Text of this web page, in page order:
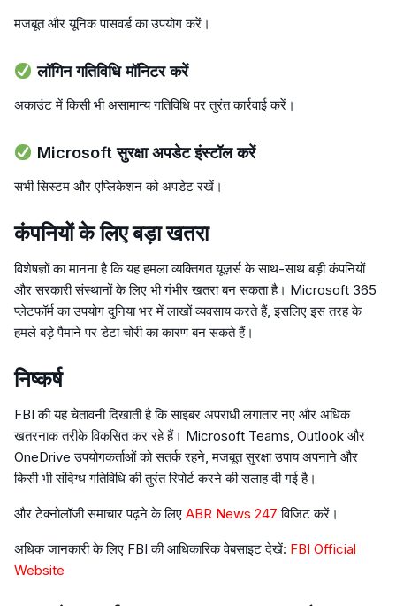
मजबूत और यूनिक पासवर्ड का उपयोग करें।
लॉगिन गतिविधि मॉनिटर करें
अकाउंट में किसी भी असामान्य गतिविधि पर तुरंत कार्रवाई करें।
Microsoft सुरक्षा अपडेट इंस्टॉल करें
सभी सिस्टम और एप्लिकेशन को अपडेट रखें।
कंपनियों के लिए बड़ा खतरा
विशेषज्ञों का मानना है कि यह हमला व्यक्तिगत यूज़र्स के साथ-साथ बड़ी कंपनियों
और सरकारी संस्थानों के लिए भी गंभीर खतरा बन सकता है। Microsoft 365
प्लेटफॉर्म का उपयोग दुनिया भर में लाखों व्यवसाय करते हैं, इसलिए इस तरह के
हमले बड़े पैमाने पर डेटा चोरी का कारण बन सकते हैं।
निष्कर्ष
FBI की यह चेतावनी दिखाती है कि साइबर अपराधी लगातार नए और अधिक
खतरनाक तरीके विकसित कर रहे हैं। Microsoft Teams, Outlook और
OneDrive उपयोगकर्ताओं को सतर्क रहने, मजबूत सुरक्षा उपाय अपनाने और
किसी भी संदिग्ध गतिविधि की तुरंत रिपोर्ट करने की सलाह दी गई है।
और टेक्नोलॉजी समाचार पढ़ने के लिए ABR News 247 विजिट करें।
अधिक जानकारी के लिए FBI की आधिकारिक वेबसाइट देखें: FBI Official
Website